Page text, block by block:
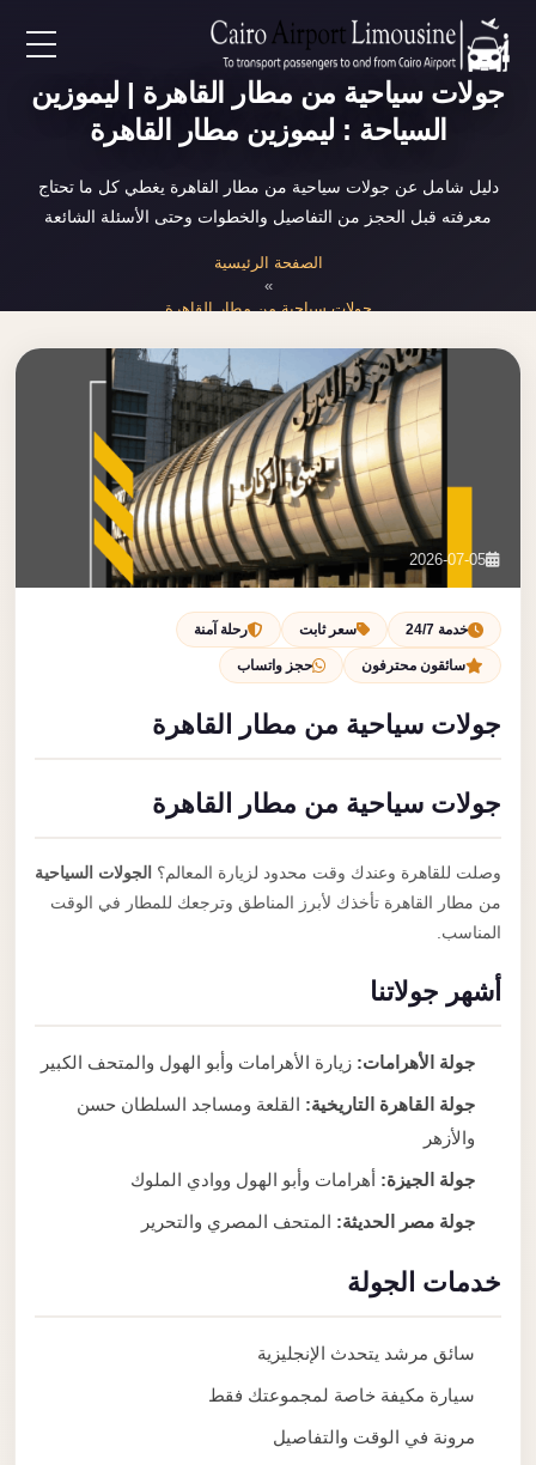
AR
خدمات المطار
نحن
بنا
احجز الآن
جولات سياحية من مطار القاهرة | ليموزين
السياحة : ليموزين مطار القاهرة
دليل شامل عن جولات سياحية من مطار القاهرة يغطي كل ما تحتاج
معرفته قبل الحجز من التفاصيل والخطوات وحتى الأسئلة الشائعة
الصفحة الرئيسية
جولات سياحية من مطار القاهرة
2026-07-05
خدمة 24/7 سعر ثابت رحلة آمنة
سائقون محترفون حجز واتساب
جولات سياحية من مطار القاهرة
جولات سياحية من مطار القاهرة
وصلت للقاهرة وعندك وقت محدود لزيارة المعالم؟الجولات السياحية
من مطار القاهرة تأخذك لأبرز المناطق وترجعك للمطار في الوقت
المناسب.
أشهر جولاتنا
جولة الأهرامات:زيارة الأهرامات وأبو الهول والمتحف الكبير
جولة القاهرة التاريخية:القلعة ومساجد السلطان حسن
والأزهر
جولة الجيزة:أهرامات وأبو الهول ووادي الملوك
جولة مصر الحديثة:المتحف المصري والتحرير
خدمات الجولة
سائق مرشد يتحدث الإنجليزية
سيارة مكيفة خاصة لمجموعتك فقط
مرونة في الوقت والتفاصيل